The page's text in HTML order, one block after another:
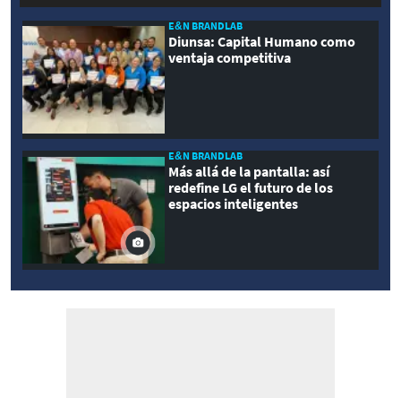
E&N BRANDLAB
Diunsa: Capital Humano como
ventaja competitiva
E&N BRANDLAB
Más allá de la pantalla: así
redefine LG el futuro de los
espacios inteligentes